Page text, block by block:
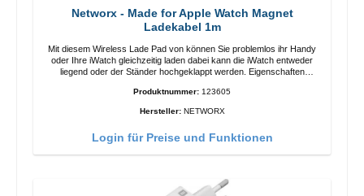
Networx - Made for Apple Watch Magnet
Ladekabel 1m
Mit diesem Wireless Lade Pad von können Sie problemlos ihr Handy
oder Ihre iWatch gleichzeitig laden dabei kann die iWatch entweder
liegend oder der Ständer hochgeklappt werden. Eigenschaften
Produktnummer: 123605
Hersteller: NETWORX
Login für Preise und Funktionen